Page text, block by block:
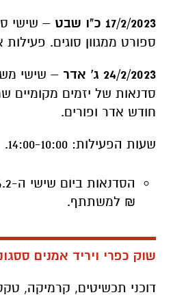
17/2/2023 כ"ו שבט
– שישי
ספורט ממגוון סוגים. פעילות
24/2/2023 ג' אדר
– שישי
סדנאות של יזמים מקומיים
חודש אדר ופורים.
שעות הפעילות: 14:00-10:00.
₪ למשתתף.
שוק כפרי ויריד אמנים
דוכני תכשיטים, קרמיקה,